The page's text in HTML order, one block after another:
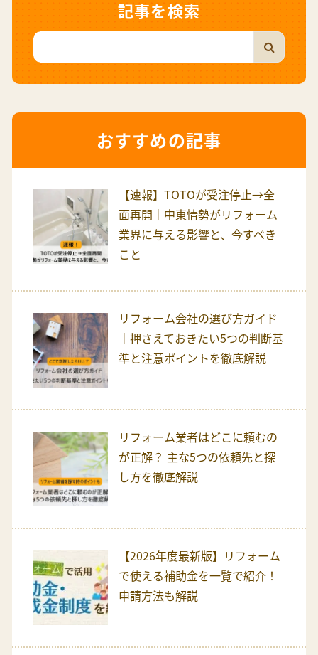
記事を検索
おすすめの記事
【速報】TOTOが受注停止→全
面再開｜中東情勢がリフォーム
業界に与える影響と、今すべき
こと
リフォーム会社の選び方ガイド
｜押さえておきたい5つの判断基
準と注意ポイントを徹底解説
リフォーム業者はどこに頼むの
が正解？ 主な5つの依頼先と探
し方を徹底解説
【2026年度最新版】リフォーム
で使える補助金を一覧で紹介！
申請方法も解説